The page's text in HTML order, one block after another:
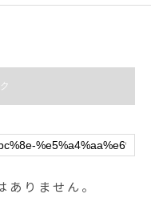
ありません。